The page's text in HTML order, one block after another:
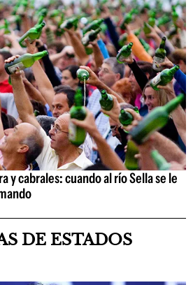
y cabrales: cuando al río Sella se le
DE ESTADOS